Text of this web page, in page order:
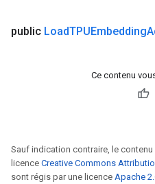
public LoadTPUEmbedding
Ce contenu
Sauf indication contraire, le
licence Creative Commons
sont régis par une licence Apache